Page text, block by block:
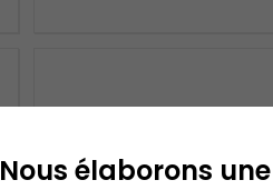
Nous élaborons